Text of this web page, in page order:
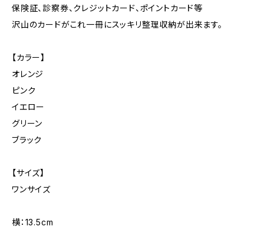
保険証、診察券、クレジットカード、ポイントカード等
沢山のカードがこれ一冊にスッキリ整理収納が出来ます。
【カラー】
オレンジ
ピンク
イエロー
グリーン
ブラック
【サイズ】
ワンサイズ
横：13.5cm